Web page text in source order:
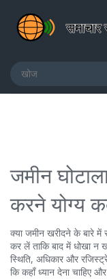
जमीन
करने योग्य
क्या जमीन खरीदने के बारे
कर लें ताकि बाद में धोखा न
स्थिति, अधिकार और
कि कहाँ ध्यान देना चाहिए